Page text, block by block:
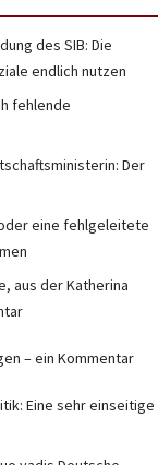
des SIB: Die
endlich nutzen
fehlende
Der
eine fehlgeleitete
aus der Katherina
– ein Kommentar
Eine sehr einseitige